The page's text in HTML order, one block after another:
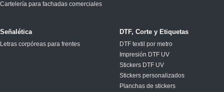
Cartelería para fachadas comerciales
Señalética
Letras corpóreas para frentes
DTF, Corte y Etiquetas
DTF textil por metro
Impresión DTF UV
Stickers DTF UV
Stickers personalizados
Planchas de stickers